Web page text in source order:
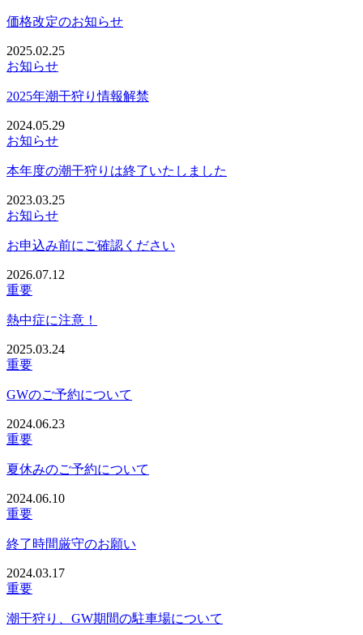
価格改定のお知らせ
2025.02.25
お知らせ
2025年潮干狩り情報解禁
2024.05.29
お知らせ
本年度の潮干狩りは終了いたしました
2023.03.25
お知らせ
お申込み前にご確認ください
2026.07.12
重要
熱中症に注意！
2025.03.24
重要
GWのご予約について
2024.06.23
重要
夏休みのご予約について
2024.06.10
重要
終了時間厳守のお願い
2024.03.17
重要
潮干狩り、GW期間の駐車場について